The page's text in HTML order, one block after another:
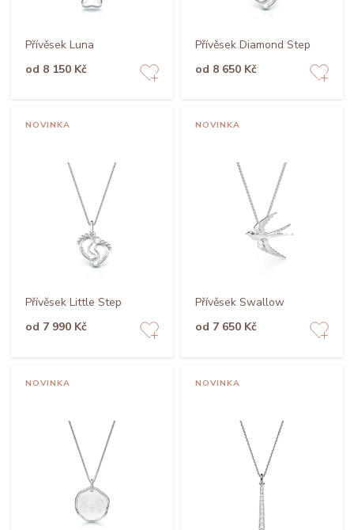
Přívěsek Luna
od 8 150 Kč
Přívěsek Diamond Step
od 8 650 Kč
NOVINKA
Přívěsek Little Step
od 7 990 Kč
NOVINKA
Přívěsek Swallow
od 7 650 Kč
NOVINKA NOVINKA